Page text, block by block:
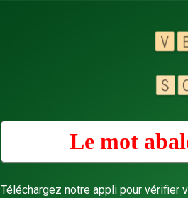
Le mot
Téléchargez notre appli pour vérifier